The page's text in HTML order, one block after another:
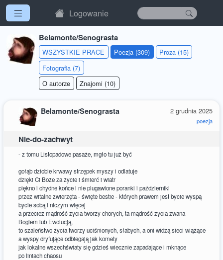
Logowanie
Belamonte/Senograsta
WSZYSTKIE PRACE Poezja (309)
Proza (15)
Fotografia (7)
O autorze
Znajomi (10)
2 grudnia 2025
poezja
Belamonte/Senograsta
Nie-do-zachwyt
- z tomu Listopadowe pasaże, mgło tu już być
gołąb dziobie krwawy strzępek myszy i odlatuje
dzięki Ci Boże za życie i śmierć i wiatr
piękno i ohydne końce i nie plugawione poranki i październiki
przez witalne zwierzęta - święte bestie - których prawem jest bycie wyspą
bycie sobą i niczym więcej
a przecież mądrość życia tworzy chorych, ta mądrość życia zwana
Bogiem lub Ewolucją,
to szaleństwo życia tworzy uciśnionych, słabych, a oni widzą sieci wiążące
a wyspy dryfujące odbiegają jak komety
jak lokalne wszechświaty się gdzieś wiecznie zapadające i mknące
po liniach chaosu